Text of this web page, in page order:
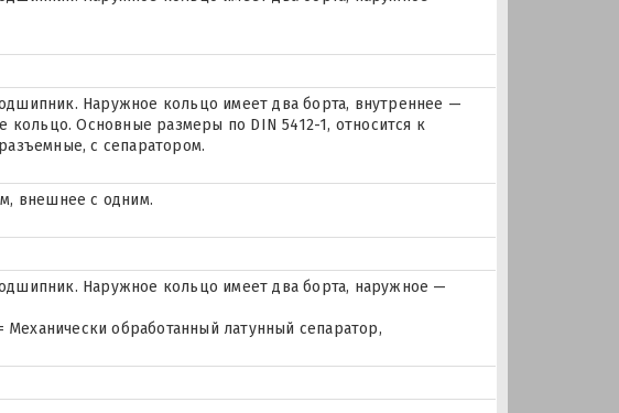
Наружное кольцо имеет два борта, внутреннее —
Основные размеры по DIN 5412-1, относится к
с сепаратором.
внешнее с одним.
Наружное кольцо имеет два борта, наружное —
Механически обработанный латунный сепаратор,